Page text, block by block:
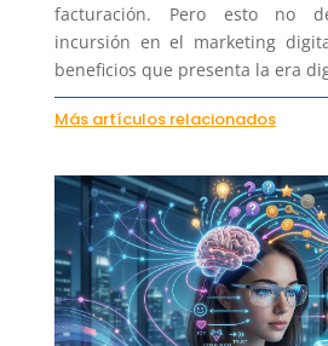
facturación. Pero esto no
incursión en el marketing
beneficios que presenta la era
Más artículos relacionados